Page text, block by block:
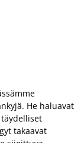
He haluavat
takaavat